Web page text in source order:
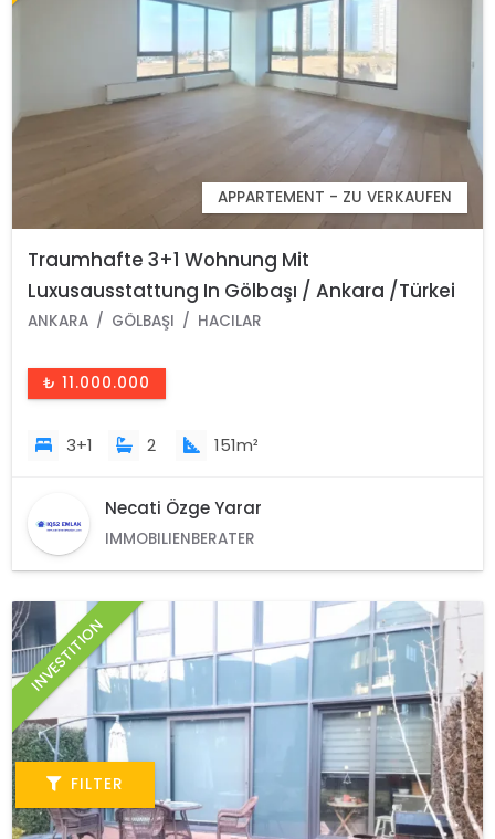
FILTER
APPARTEMENT - ZU VERKAUFEN
Traumhafte 3+1 Wohnung Mit
Luxusausstattung In Gölbaşı / Ankara /Türkei
ANKARA GÖLBAŞI HACILAR
₺ 11.000.000
3+1 2 151m²
Necati Özge Yarar
IMMOBILIENBERATER
INVESTITION